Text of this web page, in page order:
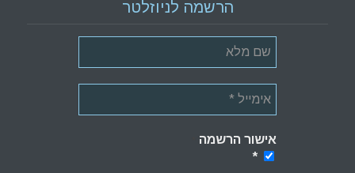
הרשמה לניוזלטר
אישור הרשמה
*